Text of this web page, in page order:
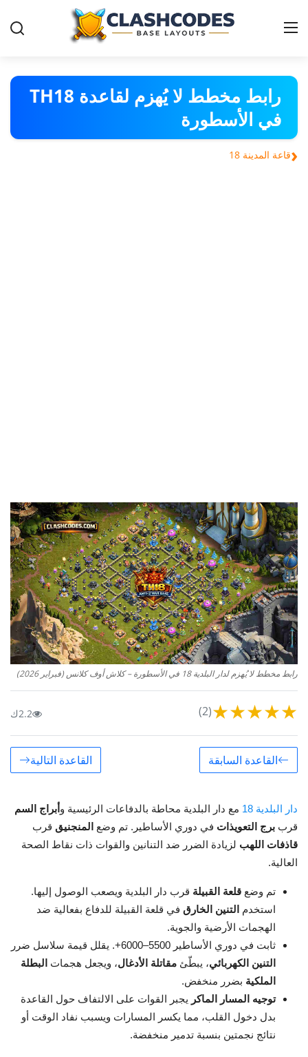
قواعد-كلاش-اوف-كلانس
العربية
رابط مخطط لا يُهزم لقاعدة TH18
في الأسطورة
‹قاعة المدينة 18
رابط مخطط لا يُهزم لدار البلدية 18 في الأسطورة – كلاش أوف كلانس (فبراير 2026)
★
★
★
★
★
(2) 2.2ك
القاعدة السابقة القاعدة التالية
دار البلدية 18 مع دار البلدية محاطة بالدفاعات الرئيسية وأبراج السم
قرب برج التعويذات في دوري الأساطير. تم وضع المنجنيق قرب
قاذفات اللهب لزيادة الضرر ضد التنانين والقوات ذات نقاط الصحة
العالية.
تم وضع قلعة القبيلة قرب دار البلدية ويصعب الوصول إليها.
استخدم التنين الخارق في قلعة القبيلة للدفاع بفعالية ضد
الهجمات الأرضية والجوية.
ثابت في دوري الأساطير 5500–6000+. يقلل قيمة سلاسل ضرر
التنين الكهربائي، يبطّئ مقاتلة الأدغال، ويجعل هجمات البطلة
الملكية بضرر منخفض.
توجيه المسار الماكر يجبر القوات على الالتفاف حول القاعدة
بدل دخول القلب، مما يكسر المسارات ويسبب نفاد الوقت أو
نتائج نجمتين بنسبة تدمير منخفضة.